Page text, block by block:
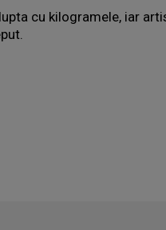
cu kilogramele, iar